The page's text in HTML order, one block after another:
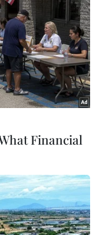
gia thực hiện
thăm dò ngoài
kế và sản xuất
đã ký với NASA.
Financial